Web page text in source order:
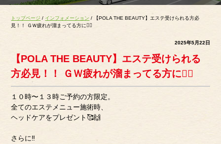
トップページ / インフォメーション / 【POLA THE BEAUTY】エステ受けられる方必
見！！ ＧＷ疲れが溜まってる方に😮‍💨
2025年5月22日
【POLA THE BEAUTY】エステ受けられる
方必見！！ ＧＷ疲れが溜まってる方に😮‍💨
１０時〜１３時ご予約の方限定。
全てのエステメニュー施術時、
ヘッドケアをプレゼント🥰🙌
さらに‼︎